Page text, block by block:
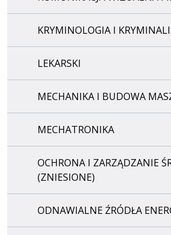
KRYMINOLOGIA I
LEKARSKI
MECHANIKA I BUDOWA
MECHATRONIKA
OCHRONA I ZARZĄDZANIE
(ZNIESIONE)
ODNAWIALNE ŹRÓDŁA